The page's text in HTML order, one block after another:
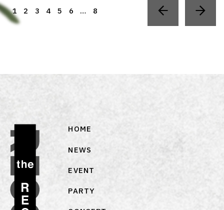
1 2 3 4 5 6 … 8
HOME
NEWS
EVENT
PARTY